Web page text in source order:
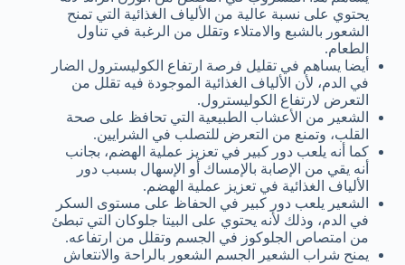
يحتوي على نسبة عالية من الألياف الغذائية التي تمنح
الشعور بالشبع والامتلاء وتقلل من الرغبة في تناول
الطعام.
أيضا يساهم في تقليل فرصة ارتفاع الكوليسترول الضار
في الدم، لأن الألياف الغذائية الموجودة فيه تقلل من
التعرض لارتفاع الكوليسترول.
الشعير من الأعشاب الطبيعية التي تحافظ على صحة
القلب، وتمنع من التعرض للتصلب في الشرايين.
كما أنه يلعب دور كبير في تعزيز عملية الهضم، بجانب
أنه يقي من الإصابة بالإمساك أو الإسهال بسبب دور
الألياف الغذائية في تعزيز عملية الهضم.
الشعير يلعب دور كبير في الحفاظ على مستوى السكر
في الدم، وذلك لأنه يحتوي على البيتا جلوكان التي تبطئ
من امتصاص الجلوكوز في الجسم وتقلل من ارتفاعه.
يمنح شراب الشعير الجسم الشعور بالراحة والانتعاش